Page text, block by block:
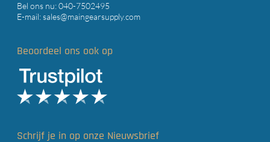
Bel ons nu:040-7502495
E-mail:sales@maingearsupply.com
Beoordeel ons ook op
Schrijf je in op onze Nieuwsbrief